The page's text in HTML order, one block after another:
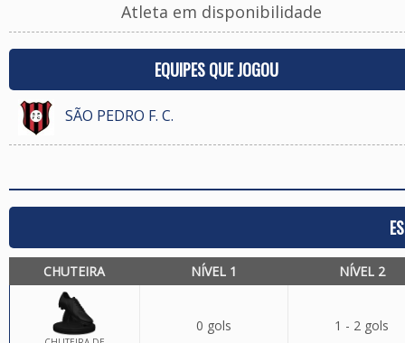
Atleta em disponibilidade
EQUIPES QUE JOGOU
SÃO PEDRO F. C.
CHUTEIRA NÍVEL 1 NÍVEL 2
0 gols 1 - 2 gols